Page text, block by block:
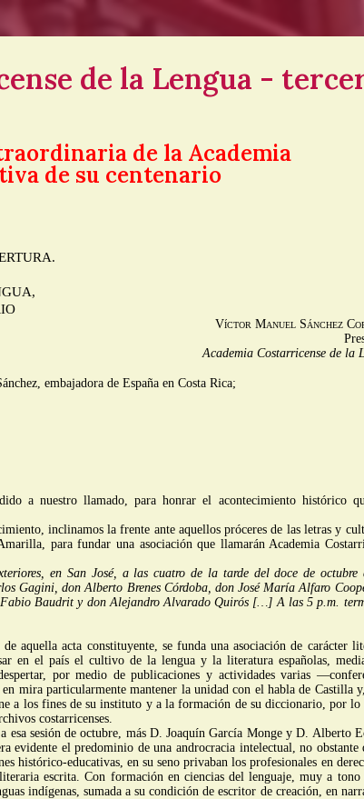
de la Lengua -
de la Academia
de su centenario
Víctor Manuel Sánchez
Academia Costarricense de la
embajadora de España en Costa Rica;
a nuestro llamado, para honrar el acontecimiento histórico
inclinamos la frente ante aquellos próceres de las letras y
para fundar una asociación que llamarán Academia
en San José, a las cuatro de la tarde del doce de octubre
Gagini, don Alberto Brenes Córdoba, don José María Alfaro
Baudrit y don Alejandro Alvarado Quirós […] A las 5 p.m.
de aquella acta constituyente, se funda una asociación de carácter
en el país el cultivo de la lengua y la literatura españolas,
por medio de publicaciones y actividades varias
mira particularmente mantener la unidad con el habla de Castilla
a los fines de su instituto y a la formación de su diccionario, por lo
costarricenses.
sesión de octubre, más D. Joaquín García Monge y D. Alberto
evidente el predominio de una androcracia intelectual, no obstante
histórico-educativas, en su seno privaban los profesionales en
escrita. Con formación en ciencias del lenguaje, muy a tono
indígenas, sumada a su condición de escritor de creación, en